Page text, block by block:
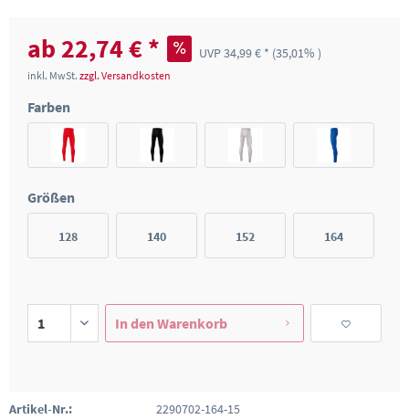
ab 22,74 € * UVP 34,99 € * (35,01% )
inkl. MwSt. zzgl. Versandkosten
Farben
Größen
128 140 152 164
In den Warenkorb
Artikel-Nr.: 2290702-164-15